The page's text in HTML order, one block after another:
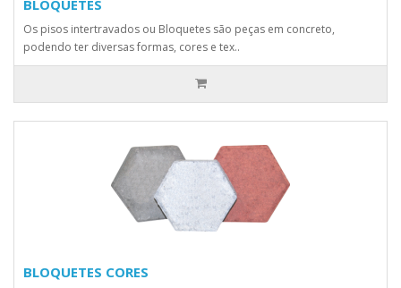
BLOQUETES
Os pisos intertravados ou Bloquetes são peças em concreto,
podendo ter diversas formas, cores e tex..
BLOQUETES CORES